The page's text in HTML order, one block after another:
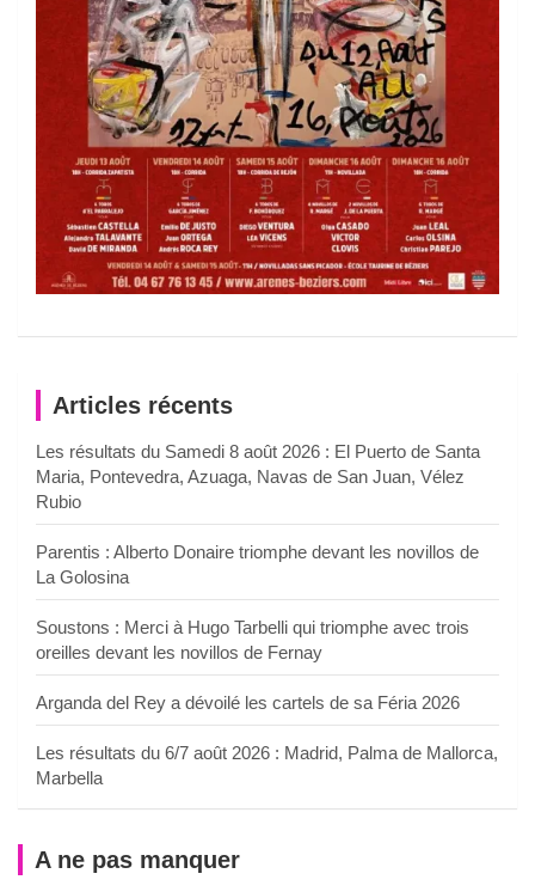
Articles récents
Les résultats du Samedi 8 août 2026 : El Puerto de Santa
Maria, Pontevedra, Azuaga, Navas de San Juan, Vélez
Rubio
Parentis : Alberto Donaire triomphe devant les novillos de
La Golosina
Soustons : Merci à Hugo Tarbelli qui triomphe avec trois
oreilles devant les novillos de Fernay
Arganda del Rey a dévoilé les cartels de sa Féria 2026
Les résultats du 6/7 août 2026 : Madrid, Palma de Mallorca,
Marbella
A ne pas manquer